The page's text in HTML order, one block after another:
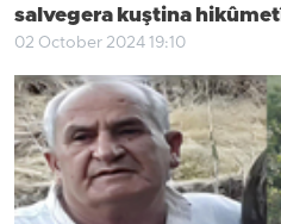
salvegera kuştina
02 October 2024 19:10